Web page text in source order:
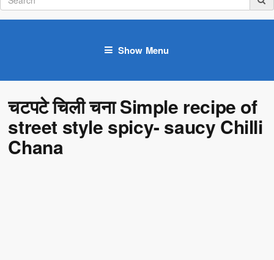
Show Menu
चटपटे चिली चना Simple recipe of
street style spicy- saucy Chilli
Chana